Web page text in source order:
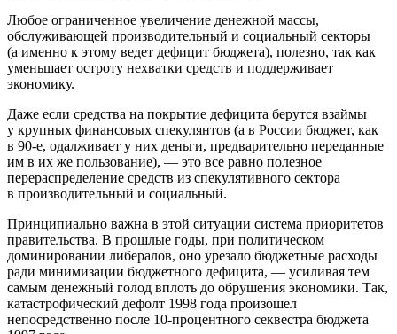
Любое ограниченное увеличение денежной массы,
обслуживающей производительный и социальный секторы
(а именно к этому ведет дефицит бюджета), полезно, так как
уменьшает остроту нехватки средств и поддерживает
экономику.
Даже если средства на покрытие дефицита берутся взаймы
у крупных финансовых спекулянтов (а в России бюджет, как
в 90-е, одалживает у них деньги, предварительно переданные
им в их же пользование), — это все равно полезное
перераспределение средств из спекулятивного сектора
в производительный и социальный.
Принципиально важна в этой ситуации система приоритетов
правительства. В прошлые годы, при политическом
доминировании либералов, оно урезало бюджетные расходы
ради минимизации бюджетного дефицита, — усиливая тем
самым денежный голод вплоть до обрушения экономики. Так,
катастрофический дефолт 1998 года произошел
непосредственно после 10-процентного секвестра бюджета